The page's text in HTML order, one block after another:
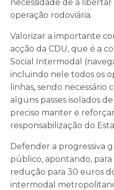
necessidade de a
operação rodoviária.
Valorizar a importante
acção da CDU, que é a
Social Intermodal
incluindo nele todos os
linhas, sendo
alguns passes isolados
preciso manter e
responsabilização do
Defender a progressiva
público, apontando,
redução para 30 euros
intermodal